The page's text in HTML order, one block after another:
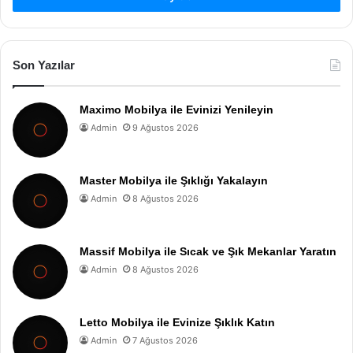
Son Yazılar
Maximo Mobilya ile Evinizi Yenileyin
Admin 9 Ağustos 2026
Master Mobilya ile Şıklığı Yakalayın
Admin 8 Ağustos 2026
Massif Mobilya ile Sıcak ve Şık Mekanlar Yaratın
Admin 8 Ağustos 2026
Letto Mobilya ile Evinize Şıklık Katın
Admin 7 Ağustos 2026